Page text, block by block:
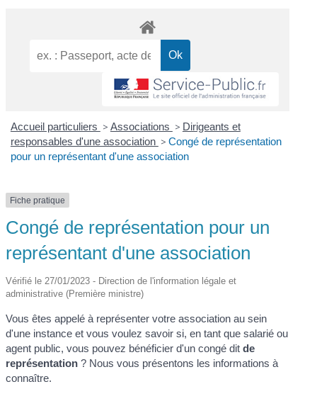
Accueil particuliers > Associations > Dirigeants et
responsables d'une association > Congé de représentation
pour un représentant d'une association
Fiche pratique
Congé de représentation pour un
représentant d'une association
Vérifié le 27/01/2023 - Direction de l'information légale et
administrative (Première ministre)
Vous êtes appelé à représenter votre association au sein
d'une instance et vous voulez savoir si, en tant que salarié ou
agent public, vous pouvez bénéficier d'un congé ditde
représentation ? Nous vous présentons les informations à
connaître.